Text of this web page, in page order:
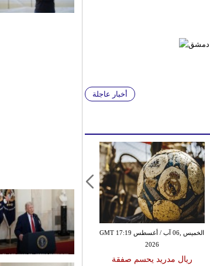
أخبار عاجلة
الخميس ,06 آب / أغسطس GMT 17:19
2026
ريال مدريد يحسم صفقة